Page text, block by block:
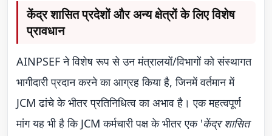
केंद्र शासित प्रदेशों और अन्य क्षेत्रों के लिए विशेष
प्रावधान
AINPSEF ने विशेष रूप से उन मंत्रालयों/विभागों को संस्थागत
भागीदारी प्रदान करने का आग्रह किया है, जिनमें वर्तमान में
JCM ढांचे के भीतर प्रतिनिधित्व का अभाव है। एक महत्वपूर्ण
मांग यह भी है कि JCM कर्मचारी पक्ष के भीतर एक 'केंद्र शासित